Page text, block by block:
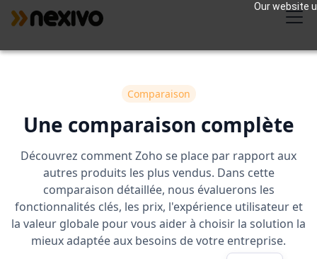
Our website
Comparaison
Une comparaison complète
Découvrez comment Zoho se place par rapport aux
autres produits les plus vendus. Dans cette
comparaison détaillée, nous évaluerons les
fonctionnalités clés, les prix, l'expérience utilisateur et
la valeur globale pour vous aider à choisir la solution la
mieux adaptée aux besoins de votre entreprise.